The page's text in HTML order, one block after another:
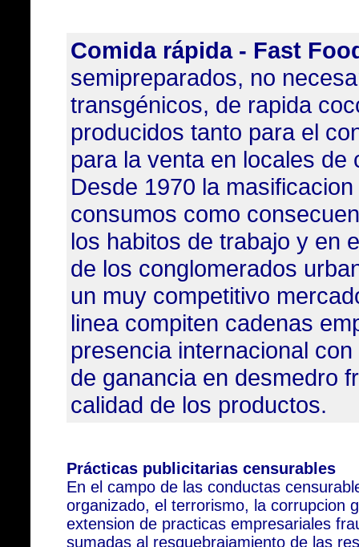
Comida rápida - Fast
semipreparados, no
transgénicos, de rapida
producidos tanto para el
para la venta en locales de
Desde 1970 la
consumos como
los habitos de trabajo y en
de los conglomerados
un muy competitivo
linea compiten cadenas
presencia internacional
de ganancia en desmedro
calidad de los productos.
Prácticas publicitarias censurables
En el campo de las conductas
organizado, el terrorismo, la corrupcion
extension de practicas empresariales
sumadas al resquebrajamiento de las